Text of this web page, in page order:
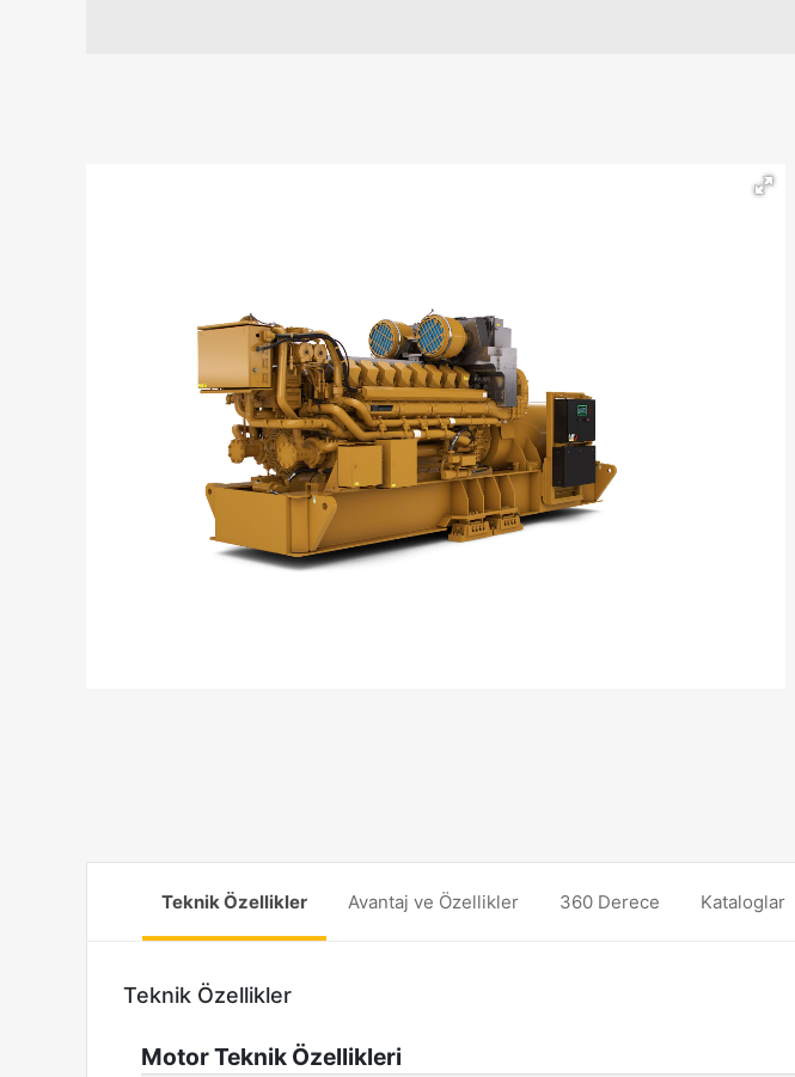
Teknik Özellikler Avantaj ve Özellikler 360 Derece Kataloglar
Teknik Özellikler
Motor Teknik Özellikleri